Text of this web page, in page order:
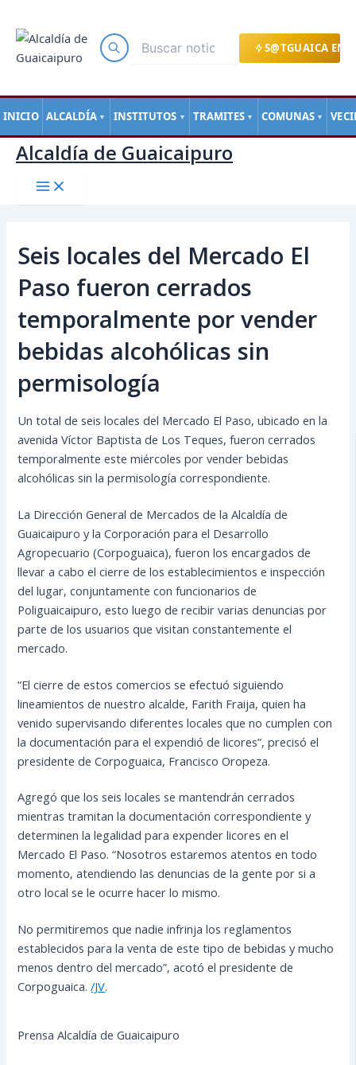
S@TGUAICA EN
INICIO ALCALDÍA ▼ INSTITUTOS ▼ TRAMITES ▼ COMUNAS ▼
contenido
Alcaldía de Guaicaipuro
Seis locales del Mercado El
Paso fueron cerrados
temporalmente por vender
bebidas alcohólicas sin
permisología
Un total de seis locales del Mercado El Paso, ubicado en la
avenida Víctor Baptista de Los Teques, fueron cerrados
temporalmente este miércoles por vender bebidas
alcohólicas sin la permisología correspondiente.
La Dirección General de Mercados de la Alcaldía de
Guaicaipuro y la Corporación para el Desarrollo
Agropecuario (Corpoguaica), fueron los encargados de
llevar a cabo el cierre de los establecimientos e inspección
del lugar, conjuntamente con funcionarios de
Poliguaicaipuro, esto luego de recibir varias denuncias por
parte de los usuarios que visitan constantemente el
mercado.
“El cierre de estos comercios se efectuó siguiendo
lineamientos de nuestro alcalde, Farith Fraija, quien ha
venido supervisando diferentes locales que no cumplen con
la documentación para el expendió de licores”, precisó el
presidente de Corpoguaica, Francisco Oropeza.
Agregó que los seis locales se mantendrán cerrados
mientras tramitan la documentación correspondiente y
determinen la legalidad para expender licores en el
Mercado El Paso. “Nosotros estaremos atentos en todo
momento, atendiendo las denuncias de la gente por si a
otro local se le ocurre hacer lo mismo.
No permitiremos que nadie infrinja los reglamentos
establecidos para la venta de este tipo de bebidas y mucho
menos dentro del mercado”, acotó el presidente de
Corpoguaica./JV.
Prensa Alcaldía de Guaicaipuro
de
entradas